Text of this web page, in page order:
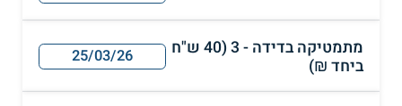
מתמטיקה בדידה - 3 (40 ש"ח
ביחד ₪)
25/03/26